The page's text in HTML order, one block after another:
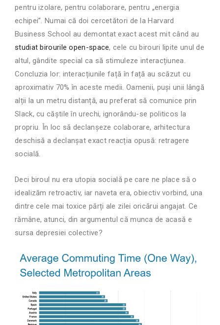
pentru izolare, pentru colaborare, pentru „energia
echipei”. Numai că doi cercetători de la Harvard
Business School au demontat exact acest mit când au
studiat birourile open-space, cele cu birouri lipite unul de
altul, gândite special ca să stimuleze interacțiunea.
Concluzia lor: interacțiunile față în față au scăzut cu
aproximativ 70% în aceste medii. Oamenii, puși unii lângă
alții la un metru distanță, au preferat să comunice prin
Slack, cu căștile în urechi, ignorându-se politicos la
propriu. În loc să declanșeze colaborare, arhitectura
deschisă a declanșat exact reacția opusă: retragere
socială.
Deci biroul nu era utopia socială pe care ne place să o
idealizăm retroactiv, iar naveta era, obiectiv vorbind, una
dintre cele mai toxice părți ale zilei oricărui angajat. Ce
rămâne, atunci, din argumentul că munca de acasă e
sursa depresiei colective?